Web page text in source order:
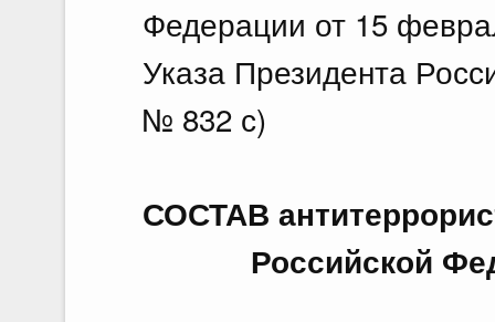
Федерации от 15
Указа Президента
№ 832 с)
СОСТАВ
Российской